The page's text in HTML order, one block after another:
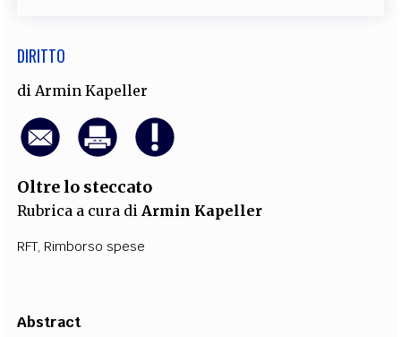
DIRITTO
di Armin Kapeller
Oltre lo steccato
Rubrica a cura di Armin Kapeller
RFT, Rimborso spese
Abstract